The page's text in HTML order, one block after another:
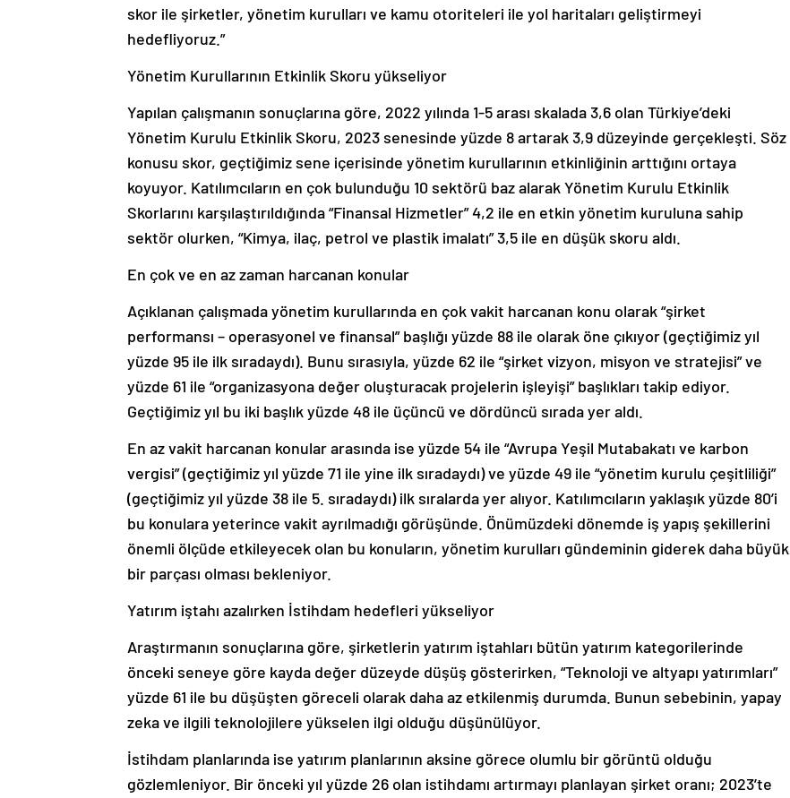
skor ile şirketler, yönetim kurulları ve kamu otoriteleri ile yol haritaları geliştirmeyi
hedefliyoruz.”
Yönetim Kurullarının Etkinlik Skoru yükseliyor
Yapılan çalışmanın sonuçlarına göre, 2022 yılında 1-5 arası skalada 3,6 olan Türkiye’deki
Yönetim Kurulu Etkinlik Skoru, 2023 senesinde yüzde 8 artarak 3,9 düzeyinde gerçekleşti. Söz
konusu skor, geçtiğimiz sene içerisinde yönetim kurullarının etkinliğinin arttığını ortaya
koyuyor. Katılımcıların en çok bulunduğu 10 sektörü baz alarak Yönetim Kurulu Etkinlik
Skorlarını karşılaştırıldığında “Finansal Hizmetler” 4,2 ile en etkin yönetim kuruluna sahip
sektör olurken, “Kimya, ilaç, petrol ve plastik imalatı” 3,5 ile en düşük skoru aldı.
En çok ve en az zaman harcanan konular
Açıklanan çalışmada yönetim kurullarında en çok vakit harcanan konu olarak “şirket
performansı – operasyonel ve finansal” başlığı yüzde 88 ile olarak öne çıkıyor (geçtiğimiz yıl
yüzde 95 ile ilk sıradaydı). Bunu sırasıyla, yüzde 62 ile “şirket vizyon, misyon ve stratejisi” ve
yüzde 61 ile “organizasyona değer oluşturacak projelerin işleyişi” başlıkları takip ediyor.
Geçtiğimiz yıl bu iki başlık yüzde 48 ile üçüncü ve dördüncü sırada yer aldı.
En az vakit harcanan konular arasında ise yüzde 54 ile “Avrupa Yeşil Mutabakatı ve karbon
vergisi” (geçtiğimiz yıl yüzde 71 ile yine ilk sıradaydı) ve yüzde 49 ile “yönetim kurulu çeşitliliği”
(geçtiğimiz yıl yüzde 38 ile 5. sıradaydı) ilk sıralarda yer alıyor. Katılımcıların yaklaşık yüzde 80’i
bu konulara yeterince vakit ayrılmadığı görüşünde. Önümüzdeki dönemde iş yapış şekillerini
önemli ölçüde etkileyecek olan bu konuların, yönetim kurulları gündeminin giderek daha büyük
bir parçası olması bekleniyor.
Yatırım iştahı azalırken İstihdam hedefleri yükseliyor
Araştırmanın sonuçlarına göre, şirketlerin yatırım iştahları bütün yatırım kategorilerinde
önceki seneye göre kayda değer düzeyde düşüş gösterirken, “Teknoloji ve altyapı yatırımları”
yüzde 61 ile bu düşüşten göreceli olarak daha az etkilenmiş durumda. Bunun sebebinin, yapay
zeka ve ilgili teknolojilere yükselen ilgi olduğu düşünülüyor.
İstihdam planlarında ise yatırım planlarının aksine görece olumlu bir görüntü olduğu
gözlemleniyor. Bir önceki yıl yüzde 26 olan istihdamı artırmayı planlayan şirket oranı; 2023’te